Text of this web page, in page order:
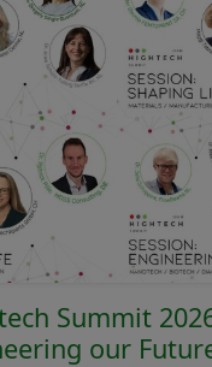
Summit
our